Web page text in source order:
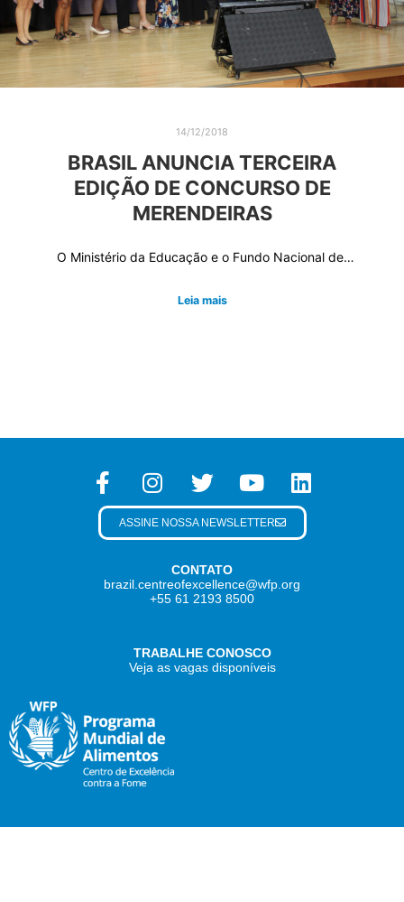
14/12/2018
BRASIL ANUNCIA TERCEIRA
EDIÇÃO DE CONCURSO DE
MERENDEIRAS
O Ministério da Educação e o Fundo Nacional de…
Leia mais
CONTATO
brazil.centreofexcellence@wfp.org
+55 61 2193 8500
TRABALHE CONOSCO
Veja as vagas disponíveis
ASSINE NOSSA NEWSLETTER